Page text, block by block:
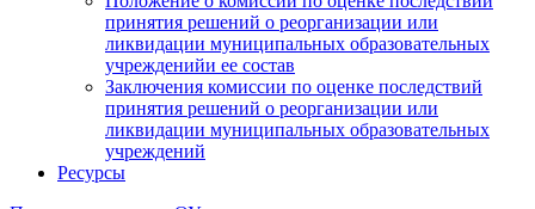
принятия решений о реорганизации или
ликвидации муниципальных образовательных
учрежденийи ее состав
Заключения комиссии по оценке последствий
принятия решений о реорганизации или
ликвидации муниципальных образовательных
учреждений
Ресурсы